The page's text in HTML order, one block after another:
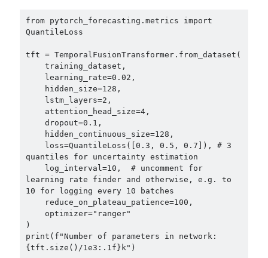
from pytorch_forecasting.metrics import
QuantileLoss
tft = TemporalFusionTransformer.from_dataset(
quantiles for uncertainty estimation
learning rate finder and otherwise, e.g. to
10 for logging every 10 batches
)
print(f"Number of parameters in network:
{tft.size()/1e3:.1f}k")